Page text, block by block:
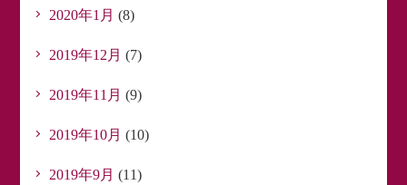
2020年1月 (8)
2019年12月 (7)
2019年11月 (9)
2019年10月 (10)
2019年9月 (11)